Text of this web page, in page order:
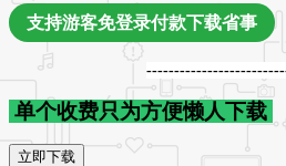
支持游客免登录付款下载省事
单个收费只为方便懒人下载
立即下载